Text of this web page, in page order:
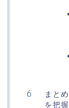
まと
を把